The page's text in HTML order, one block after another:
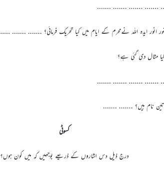
……. ……. ……. …….
……. ……. ……. …….
کسوٹی
درج ذیل دس اشاروں کے ذریعے بوجھیں کہ میں کون ہوں؟